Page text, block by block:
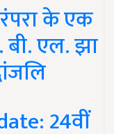
के एक
बी. एल. झा
24वीं